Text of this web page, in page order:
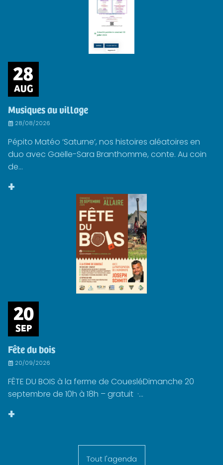
28
AUG
Musiques au village
28/08/2026
Pépito Matéo ‘Saturne’, nos histoires aléatoires en
duo avec Gaëlle-Sara Branthomme, conte. Au coin
de...
+
20
SEP
Fête du bois
20/09/2026
FÊTE DU BOIS à la ferme de CouesléDimanche 20
septembre de 10h à 18h – gratuit ·...
+
Tout l'agenda